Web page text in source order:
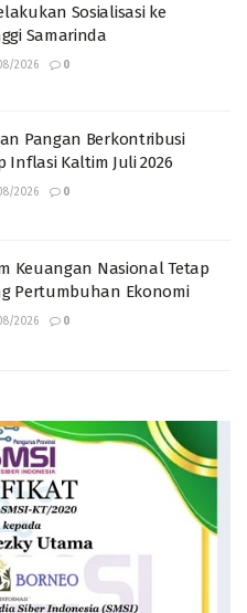
Sosialisasi ke
Samarinda
2026 0
Pangan Berkontribusi
Inflasi Kaltim Juli 2026
2026 0
Keuangan Nasional Tetap
Pertumbuhan Ekonomi
2026 0